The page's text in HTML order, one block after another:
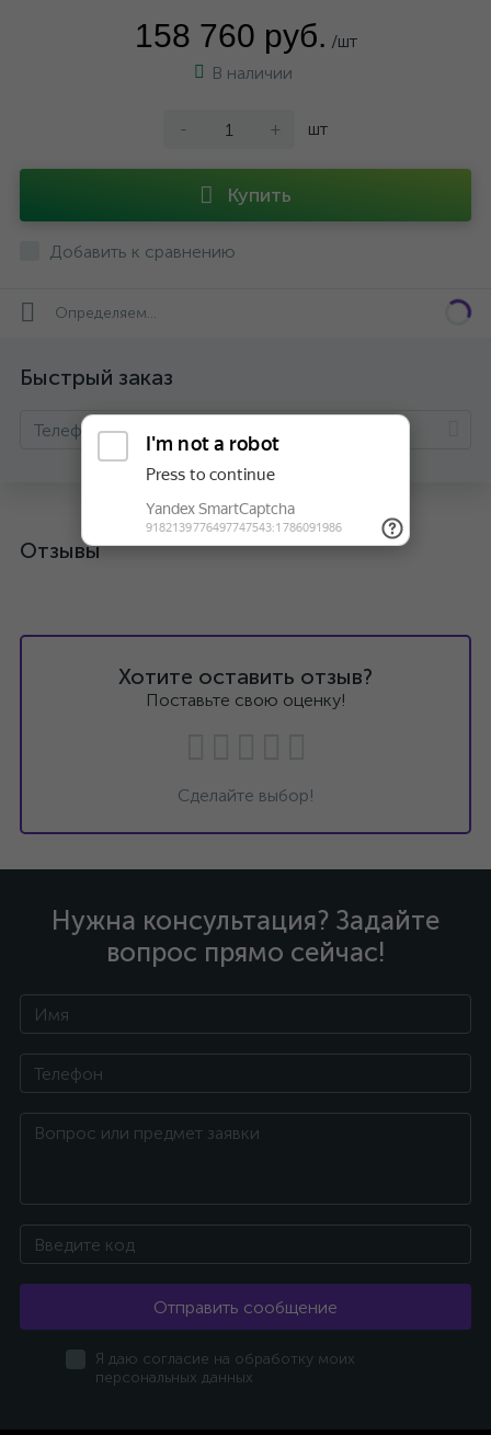
158 760 руб. /шт
В наличии
- + шт
Купить
Добавить к сравнению
Определяем...
Быстрый заказ
Отзывы
Хотите оставить отзыв?
Поставьте свою оценку!
Сделайте выбор!
Нужна консультация? Задайте
вопрос прямо сейчас!
Отправить сообщение
Я даю согласие на обработку моих
персональных данных